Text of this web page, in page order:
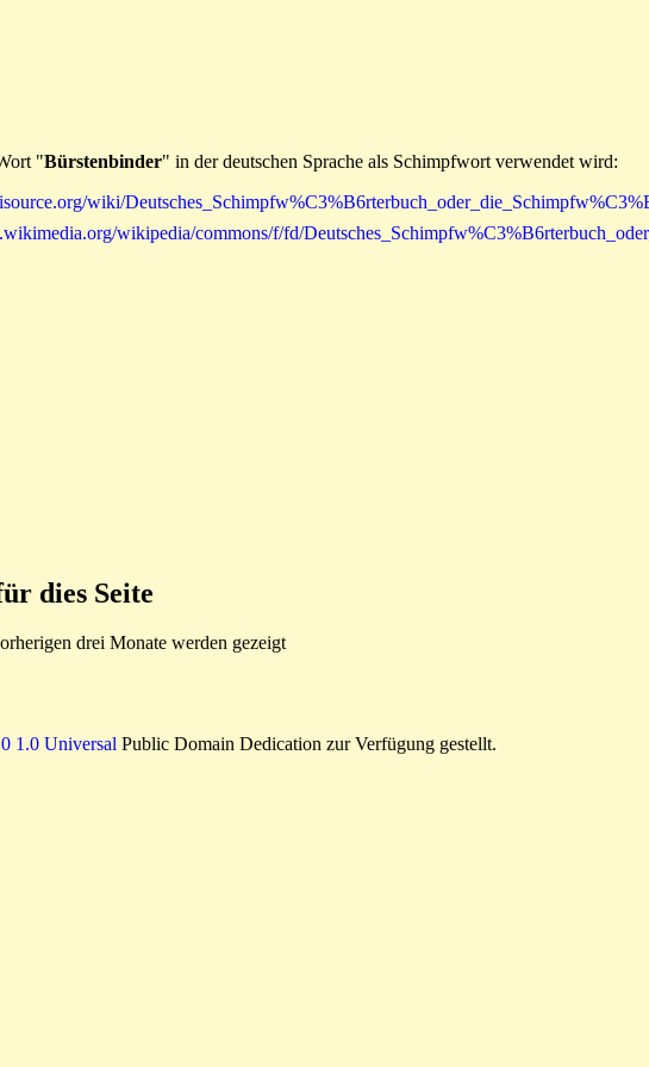
"Bürstenbinder" in der deutschen Sprache als Schimpfwort verwendet wird:
wiki/
wikipedia/commons/f/fd/
dies Seite
drei Monate werden gezeigt
1.0 Universal Public Domain Dedication zur Verfügung gestellt.